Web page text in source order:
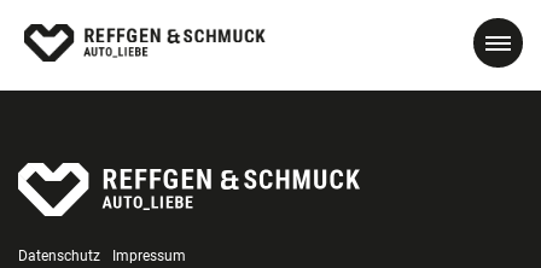
Datenschutz
Impressum